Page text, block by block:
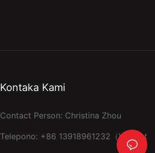
Kontaka Kami
Contact Person: Christina Zhou
Telepono: +86 13918961232（Wechat